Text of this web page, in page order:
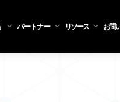
パートナー リソース お問